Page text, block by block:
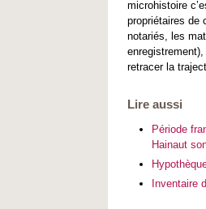
microhistoire
propriétaires de
notariés, les
retracer la
Lire aussi
Période
Hainaut
Inventaire